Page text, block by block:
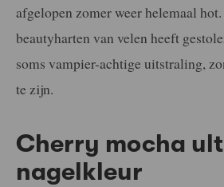
afgelopen zomer weer helemaal
beautyharten van velen heeft
soms vampier-achtige uitstraling,
te zijn.
Cherry mocha
nagelkleur